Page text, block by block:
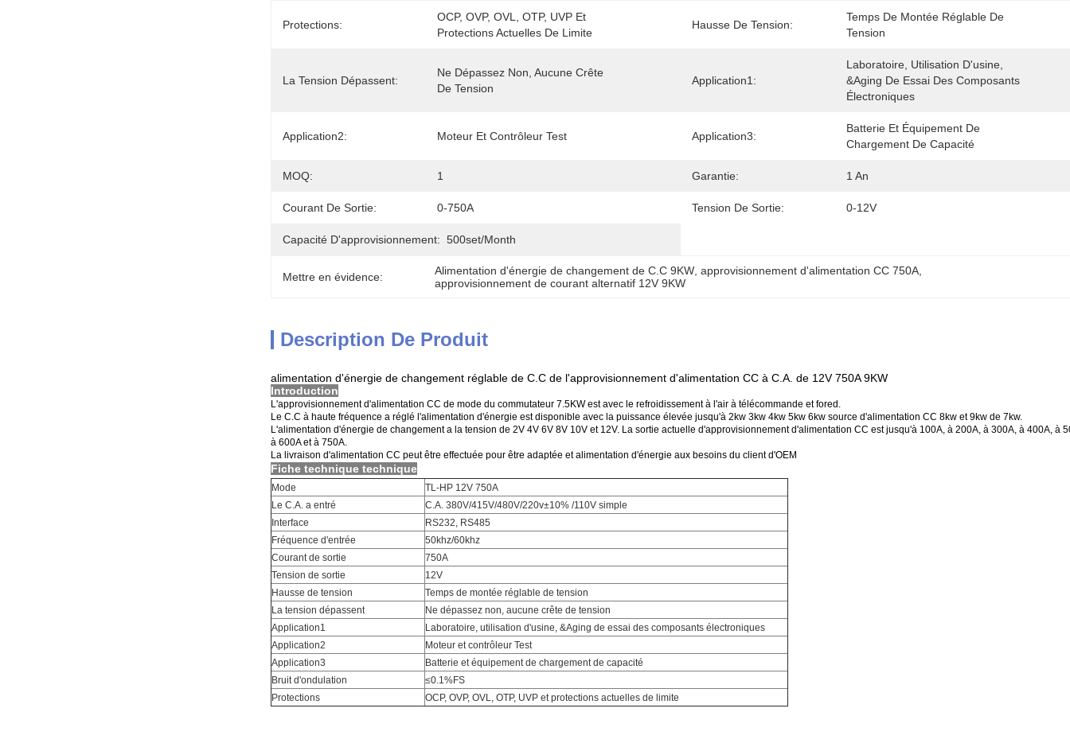
Protections:
OCP, OVP, OVL, OTP, UVP Et
Protections Actuelles De Limite
Hausse De Tension:
Temps De Montée Réglable De
Tension
La Tension Dépassent:
Ne Dépassez Non, Aucune Crête
De Tension
Application1:
Laboratoire, Utilisation D'usine,
&Aging De Essai Des Composants
Électroniques
Application2: Moteur Et Contrôleur Test Application3:
Batterie Et Équipement De
Chargement De Capacité
MOQ: 1 Garantie: 1 An
Courant De Sortie: 0-750A Tension De Sortie: 0-12V
Capacité D'approvisionnement: 500set/month
Mettre en évidence: Alimentation d'énergie de changement de C.C 9KW , approvisionnement d'alimentation CC 750A
approvisionnement de courant alternatif 12V 9KW
Description De Produit
alimentation d'énergie de changement réglable de C.C de l'approvisionnement d'alimentation CC à C.A. de 12V 750A 9KW
Introduction
L'approvisionnement d'alimentation CC de mode du commutateur 7.5KW est avec le refroidissement à l'air à télécommande et fored.
Le C.C à haute fréquence a réglé l'alimentation d'énergie est disponible avec la puissance élevée jusqu'à 2kw 3kw 4kw 5kw 6kw source d'alimentation CC 8kw et 9kw de 7kw.
L'alimentation d'énergie de changement a la tension de 2V 4V 6V 8V 10V et 12V. La sortie actuelle d'approvisionnement d'alimentation CC est jusqu'à 100A, à 200A, à 300A, à 400A, à
à 600A et à 750A.
La livraison d'alimentation CC peut être effectuée pour être adaptée et alimentation d'énergie aux besoins du client d'OEM
Fiche technique technique
Mode
TL-HP 12V 750A
Le C.A. a entré
C.A. 380V/415V/480V/220v±10% /110V simple
Interface
RS232, RS485
Fréquence d'entrée
50khz/60khz
Courant de sortie
750A
Tension de sortie
12V
Hausse de tension
Temps de montée réglable de tension
La tension dépassent
Ne dépassez non, aucune crête de tension
Application1
Laboratoire, utilisation d'usine, &Aging de essai des composants électroniques
Application2
Moteur et contrôleur Test
Application3
Batterie et équipement de chargement de capacité
Bruit d'ondulation
≤0.1%FS
Protections
OCP, OVP, OVL, OTP, UVP et protections actuelles de limite